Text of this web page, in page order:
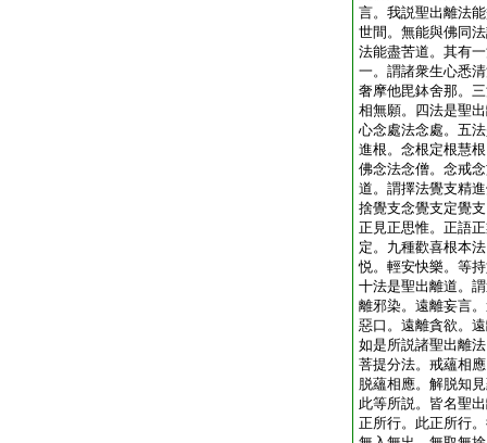
言。我説聖出離法
世間。無能與佛同
法能盡苦道。其有
一。謂諸衆生心悉
奢摩他毘鉢舍那。
相無願。四法是聖
心念處法念處。五
進根。念根定根慧
佛念法念僧。念戒
道。謂擇法覺支精
捨覺支念覺支定覺
正見正思惟。正語
定。九種歡喜根本
悦。輕安快樂。等
十法是聖出離道。
離邪染。遠離妄言
惡口。遠離貪欲。
如是所説諸聖出離
菩提分法。戒蘊相
脱蘊相應。解脱知
此等所説。皆名聖
正所行。此正所行